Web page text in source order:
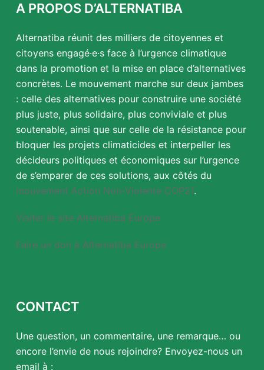
A PROPOS D’ALTERNATIBA
Alternatiba réunit des milliers de citoyennes et
citoyens engagé·e·s face à l’urgence climatique
dans la promotion et la mise en place d’alternatives
concrètes. Le mouvement marche sur deux jambes
: celle des alternatives pour construire une société
plus juste, plus solidaire, plus conviviale et plus
soutenable, ainsi que sur celle de la résistance pour
bloquer les projets climaticides et interpeller les
décideurs politiques et économiques sur l’urgence
de s’emparer de ces solutions, aux côtés du
mouvement Action Non-Violente COP21.
Visiter le site Alternatiba Europe
Faire un don à Alternatiba Europe
CONTACT
Une question, un commentaire, une remarque… ou
encore l’envie de nous rejoindre? Envoyez-nous un
email à :